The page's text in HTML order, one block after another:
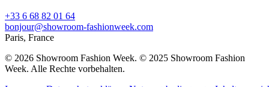
+33 6 68 82 01 64
bonjour@showroom-fashionweek.com
Paris, France
© 2026 Showroom Fashion Week. © 2025 Showroom Fashion
Week. Alle Rechte vorbehalten.